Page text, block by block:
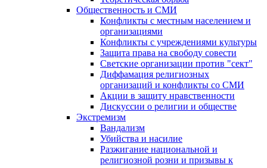
Общественность и СМИ
Конфликты с местным населением и
организациями
Конфликты с учреждениями культуры
Защита права на свободу совести
Светские организации против "сект"
Диффамация религиозных
организаций и конфликты со СМИ
Акции в защиту нравственности
Дискуссии о религии и обществе
Экстремизм
Вандализм
Убийства и насилие
Разжигание национальной и
религиозной розни и призывы к